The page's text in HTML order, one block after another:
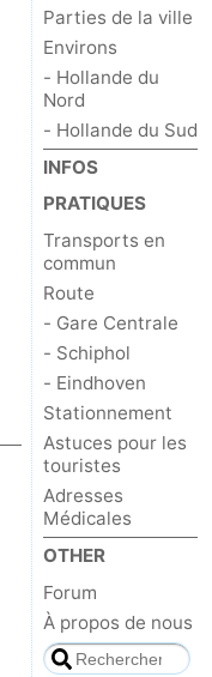
Parties de la ville
Environs
- Hollande du
Nord
- Hollande du Sud
INFOS
PRATIQUES
Transports en
commun
Route
- Gare Centrale
- Schiphol
- Eindhoven
Stationnement
Astuces pour les
touristes
Adresses
Médicales
OTHER
Forum
À propos de nous